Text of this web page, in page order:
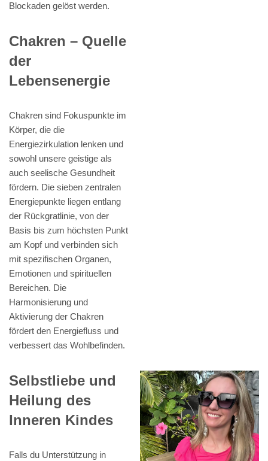
Blockaden gelöst werden.
Chakren – Quelle
der
Lebensenergie
Chakren sind Fokuspunkte im
Körper, die die
Energiezirkulation lenken und
sowohl unsere geistige als
auch seelische Gesundheit
fördern. Die sieben zentralen
Energiepunkte liegen entlang
der Rückgratlinie, von der
Basis bis zum höchsten Punkt
am Kopf und verbinden sich
mit spezifischen Organen,
Emotionen und spirituellen
Bereichen. Die
Harmonisierung und
Aktivierung der Chakren
fördert den Energiefluss und
verbessert das Wohlbefinden.
Selbstliebe und
Heilung des
Inneren Kindes
Falls du Unterstützung in